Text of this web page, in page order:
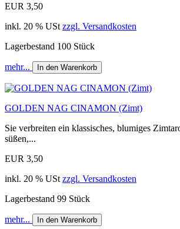
EUR 3,50
inkl. 20 % USt zzgl. Versandkosten
Lagerbestand 100 Stück
mehr... In den Warenkorb
GOLDEN NAG CINAMON (Zimt)
Sie verbreiten ein klassisches, blumiges
süßen,...
EUR 3,50
inkl. 20 % USt zzgl. Versandkosten
Lagerbestand 99 Stück
mehr... In den Warenkorb